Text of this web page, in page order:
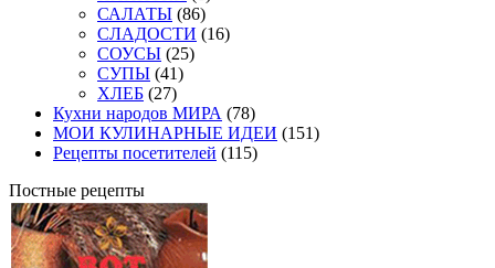
САЛАТЫ (86)
СЛАДОСТИ (16)
СОУСЫ (25)
СУПЫ (41)
ХЛЕБ (27)
Кухни народов МИРА (78)
МОИ КУЛИНАРНЫЕ ИДЕИ (151)
Рецепты посетителей (115)
Постные рецепты